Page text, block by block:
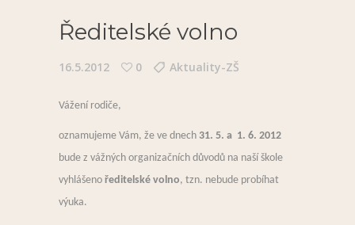
Ředitelské volno
16.5.2012 0 Aktuality-ZŠ
Vážení rodiče,
oznamujeme Vám, že ve dnech 31. 5. a 1. 6. 2012
bude z vážných organizačních důvodů na naší škole
vyhlášeno ředitelské volno, tzn. nebude probíhat
výuka.